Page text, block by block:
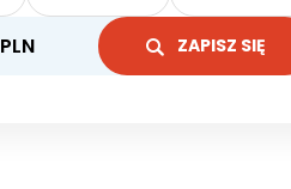
PLN ZAPISZ SIĘ